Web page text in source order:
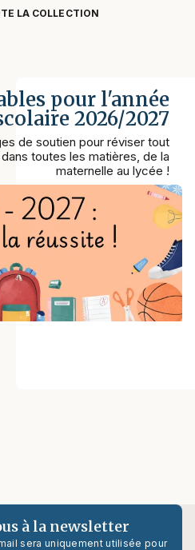
LA COLLECTION
pour l'année
2026/2027
de soutien pour réviser tout
toutes les matières, de la
maternelle au lycée !
à la newsletter
sera uniquement utilisée pour